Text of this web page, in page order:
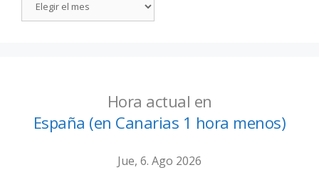
Hora actual en
España (en Canarias 1 hora menos)